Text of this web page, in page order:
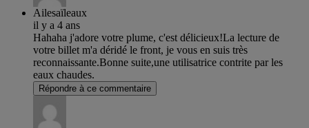
Ailesaïleaux
il y a 4 ans
Hahaha j'adore votre plume, c'est délicieux!La lecture de
votre billet m'a déridé le front, je vous en suis très
reconnaissante.Bonne suite,une utilisatrice contrite par les
eaux chaudes.
Répondre à ce commentaire